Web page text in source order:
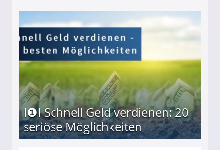
I❶I Schnell Geld verdienen: 20
seriöse Möglichkeiten